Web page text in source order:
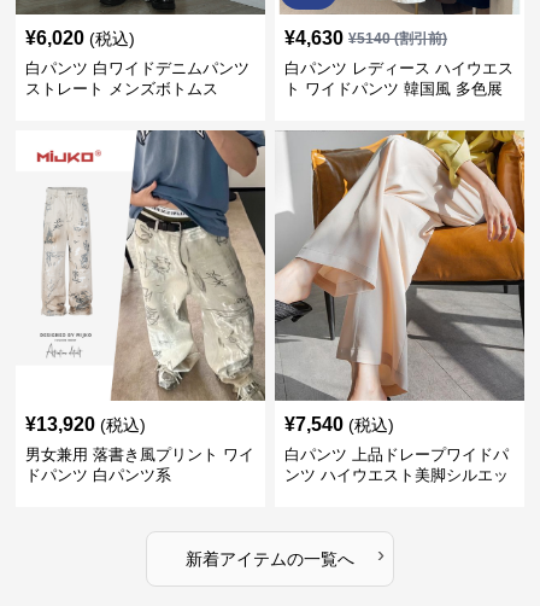
¥6,020 (税込)
白パンツ 白ワイドデニムパンツ
ストレート メンズボトムス
¥4,630 ¥5140(割引前)
白パンツ レディース ハイウエス
ト ワイドパンツ 韓国風 多色展
¥13,920 (税込)
男女兼用 落書き風プリント ワイ
ドパンツ 白パンツ系
¥7,540 (税込)
白パンツ 上品ドレープワイドパ
ンツ ハイウエスト美脚シルエッ
新着アイテムの一覧へ ›